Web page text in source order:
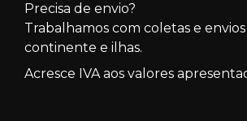
Precisa de envio?
Trabalhamos com coletas e
continente e ilhas.
Acresce IVA aos valores